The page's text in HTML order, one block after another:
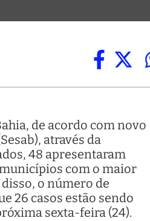
de acordo com novo
através da
48 apresentaram
com o maior
disso, o número de
26 casos estão sendo
sexta-feira (24).